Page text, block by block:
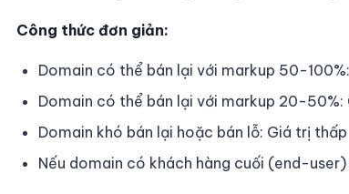
Công thức đơn giản:
Domain có thể bán lại với markup 50-
Domain có thể bán lại với markup 20-50%:
Domain khó bán lại hoặc bán lỗ: Giá trị thấp
Nếu domain có khách hàng cuối (end-